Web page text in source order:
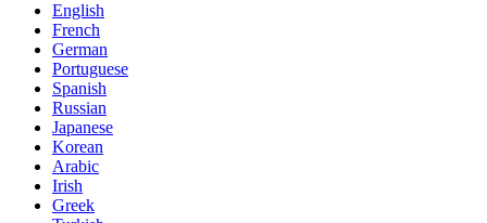
English
French
German
Portuguese
Spanish
Russian
Japanese
Korean
Arabic
Irish
Greek